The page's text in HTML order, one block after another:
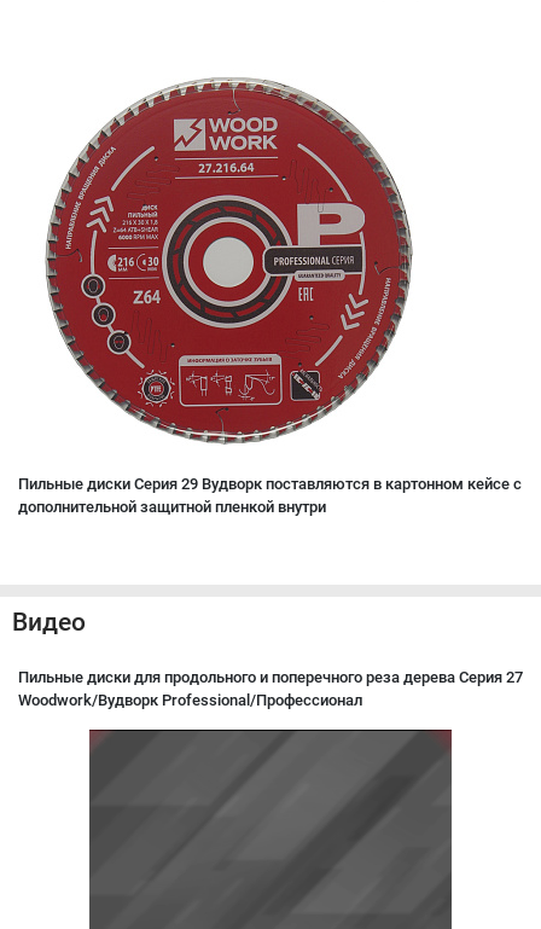
Пильные диски Серия 29 Вудворк поставляются в картонном кейсе с
дополнительной защитной пленкой внутри
Видео
Пильные диски для продольного и поперечного реза дерева Серия 27
Woodwork/Вудворк Professional/Профессионал